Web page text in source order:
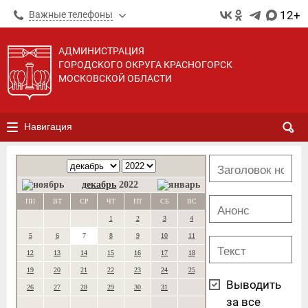
Важные телефоны 12+
АДМИНИСТРАЦИЯ
ГОРОДСКОГО ОКРУГА КРАСНОГОРСК
МОСКОВСКОЙ ОБЛАСТИ
Навигация
декабрь 2022
ПН ВТ СР ЧТ ПТ СБ ВС
1 2 3 4
5 6 7 8 9 10 11
12 13 14 15 16 17 18
19 20 21 22 23 24 25
26 27 28 29 30 31
Выводить
за все